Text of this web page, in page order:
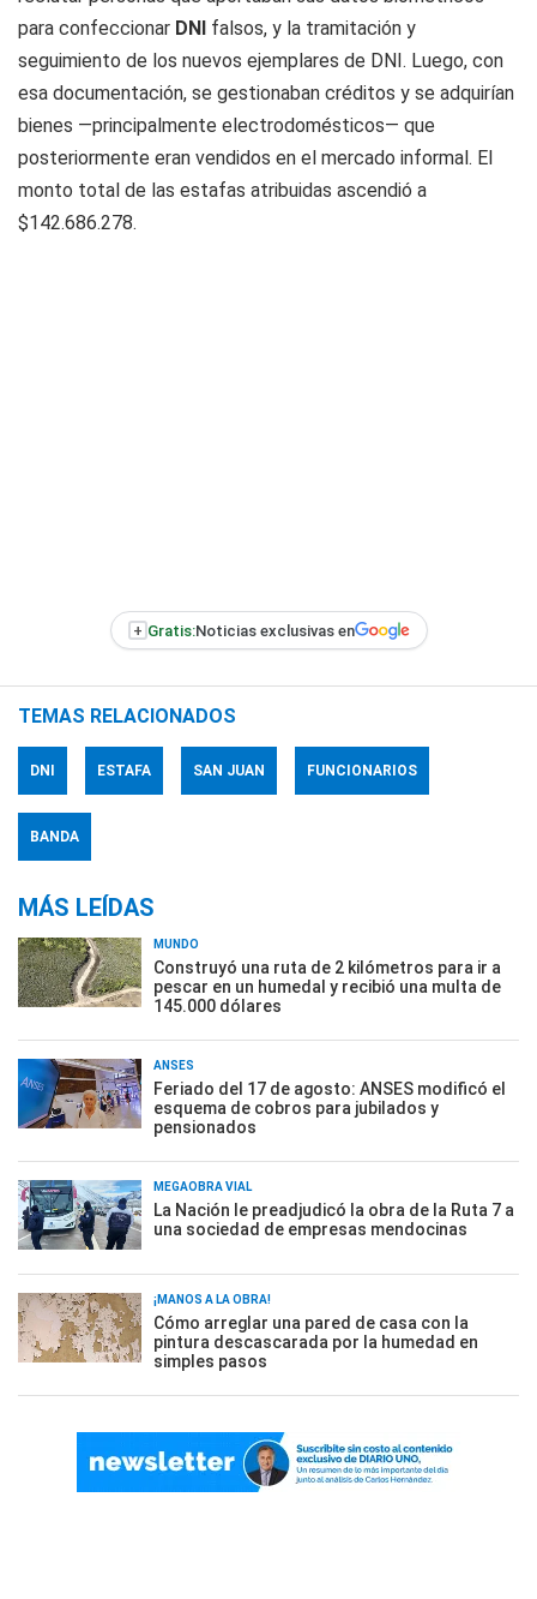
para confeccionar DNI falsos, y la tramitación y
seguimiento de los nuevos ejemplares de DNI. Luego, con
esa documentación, se gestionaban créditos y se adquirían
bienes —principalmente electrodomésticos— que
posteriormente eran vendidos en el mercado informal. El
monto total de las estafas atribuidas ascendió a
$142.686.278.
+ Gratis:Noticias exclusivas en
TEMAS RELACIONADOS
DNI ESTAFA SAN JUAN FUNCIONARIOS
BANDA
MÁS LEÍDAS
MUNDO
Construyó una ruta de 2 kilómetros para ir a
pescar en un humedal y recibió una multa de
145.000 dólares
ANSES
Feriado del 17 de agosto: ANSES modificó el
esquema de cobros para jubilados y
pensionados
MEGAOBRA VIAL
La Nación le preadjudicó la obra de la Ruta 7 a
una sociedad de empresas mendocinas
¡MANOS A LA OBRA!
Cómo arreglar una pared de casa con la
pintura descascarada por la humedad en
simples pasos